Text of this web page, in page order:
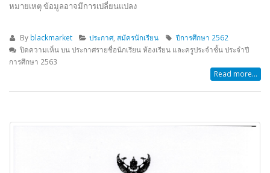
หมายเหตุ ข้อมูลอาจมีการเปลี่ยนแปลง
By blackmarket ประกาศ,สมัครนักเรียน
ปีการศึกษา 2562
ปิดความเห็นบน ประกาศรายชื่อนักเรียน ห้องเรียน และครูประจำชั้น ประจำปี
การศึกษา 2563
Read more...